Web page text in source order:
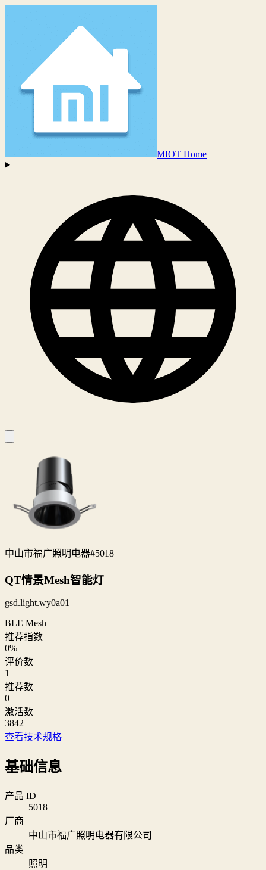
MIOT Home
中山市福广照明电器#5018
QT情景Mesh智能灯
gsd.light.wy0a01
BLE Mesh
推荐指数
0%
评价数
1
推荐数
0
激活数
3842
查看技术规格
基础信息
产品 ID
5018
厂商
中山市福广照明电器有限公司
品类
照明